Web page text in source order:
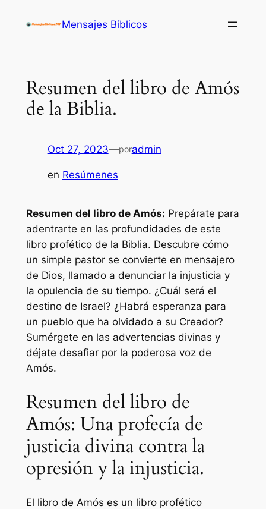
Mensajes Bíblicos
Resumen del libro de Amós
de la Biblia.
Oct 27, 2023—poradmin
en Resúmenes
Resumen del libro de Amós: Prepárate para
adentrarte en las profundidades de este
libro profético de la Biblia. Descubre cómo
un simple pastor se convierte en mensajero
de Dios, llamado a denunciar la injusticia y
la opulencia de su tiempo. ¿Cuál será el
destino de Israel? ¿Habrá esperanza para
un pueblo que ha olvidado a su Creador?
Sumérgete en las advertencias divinas y
déjate desafiar por la poderosa voz de
Amós.
Resumen del libro de
Amós: Una profecía de
justicia divina contra la
opresión y la injusticia.
El libro de Amós es un libro profético